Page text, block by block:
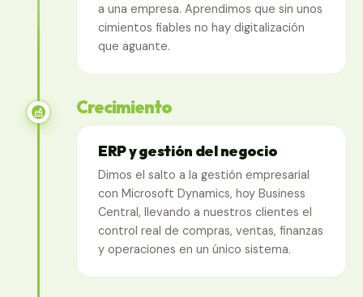
a una empresa. Aprendimos que sin unos
cimientos fiables no hay digitalización
que aguante.
Crecimiento
ERP y gestión del negocio
Dimos el salto a la gestión empresarial
con Microsoft Dynamics, hoy Business
Central, llevando a nuestros clientes el
control real de compras, ventas, finanzas
y operaciones en un único sistema.